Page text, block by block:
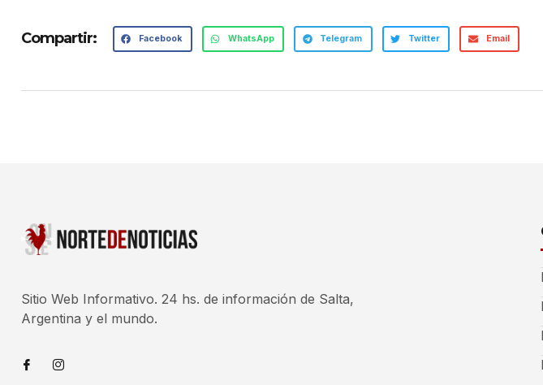
Compartir: Facebook WhatsApp Telegram Twitter Email
Sitio Web Informativo. 24 hs. de información de Salta,
Argentina y el mundo.